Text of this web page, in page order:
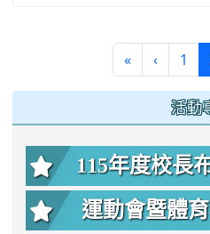
« ‹ 1
活動
115年度校長
運動會暨體